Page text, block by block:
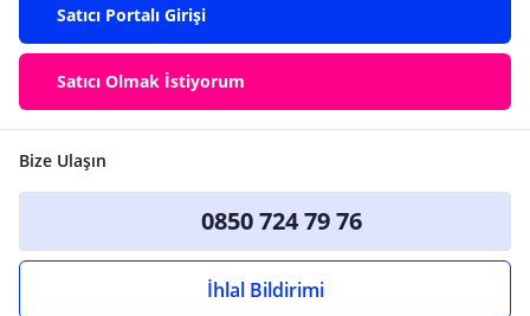
Satıcı Portalı Girişi
Satıcı Olmak İstiyorum
Bize Ulaşın
0850 724 79 76
İhlal Bildirimi